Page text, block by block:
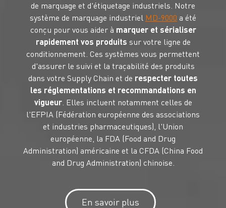
de marquage et d'étiquetage industriels. Notre
système de marquage industriel MD-9000 a été
conçu pour vous aider à marquer et sérialiser
rapidement vos produits sur votre ligne de
conditionnement. Ces systèmes vous permettent
d'assurer le suivi et la traçabilité des produits
dans votre Supply Chain et de respecter toutes
les réglementations et recommandations en
vigueur. Elles incluent notamment celles de
l'EFPIA (Fédération européenne des associations
et industries pharmaceutiques), l'Union
européenne, la FDA (Food and Drug
Administration) américaine et la CFDA (China Food
and Drug Administration) chinoise.
En savoir plus